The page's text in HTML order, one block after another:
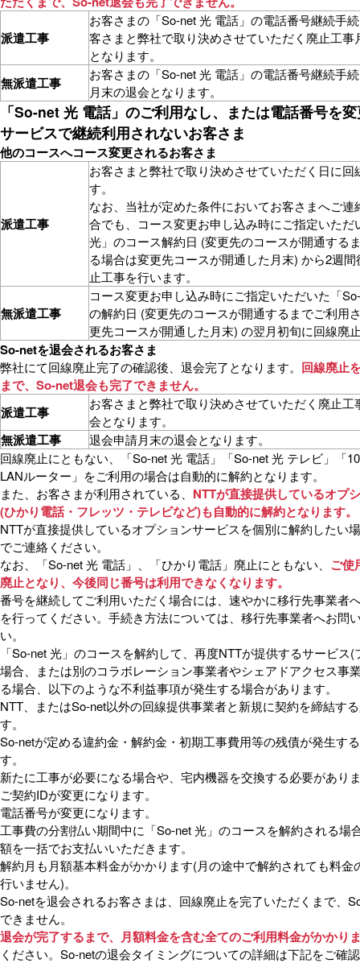
派遣工事
お客さまの「So-net 光 電話」の電話番号継続手
客さまと弊社で取り決めさせていただく廃止工事
となります。
無派遣工事
お客さまの「So-net 光 電話」の電話番号継続手
月末の退会となります。
「So-net 光 電話」のご利用なし、または電話番号を
サービスで継続利用されないお客さま
他のコースへコース変更されるお客さま
派遣工事
お客さまと弊社で取り決めさせていただく日に回
す。
なお、当社が定めた条件においてお客さまへご連
合でも、コース変更お申し込み時にご指定いただ
光」のコース解約日 (変更先のコースが開通する
る場合は変更先コースが開通した月末) から2週
止工事を行います。
無派遣工事
コース変更お申し込み時にご指定いただいた「
の解約日 (変更先のコースが開通するまでご利用
更先コースが開通した月末) の翌月初旬に回線廃
So-netを退会されるお客さま
弊社にて回線廃止完了の確認後、退会完了となります。 回線廃止
まで、So-net退会も完了できません。
派遣工事
お客さまと弊社で取り決めさせていただく廃止工
会となります。
無派遣工事
退会申請月末の退会となります。
回線廃止にともない、「So-net 光 電話」「So-net 光 テレビ」「
LANルーター」をご利用の場合は自動的に解約となります。
また、お客さまが利用されている、 NTTが直接提供しているオプ
(ひかり電話・フレッツ・テレビなど)も自動的に解約となります。
NTTが直接提供しているオプションサービスを個別に解約したい
でご連絡ください。
なお、「So-net 光 電話」、「ひかり電話」廃止にともない、 ご使
廃止となり、今後同じ番号は利用できなくなります。
番号を継続してご利用いただく場合には、速やかに移行先事業者
を行ってください。手続き方法については、移行先事業者へお問
い。
「So-net 光」のコースを解約して、再度NTTが提供するサービス
場合、または別のコラボレーション事業者やシェアドアクセス事
る場合、以下のような不利益事項が発生する場合があります。
NTT、またはSo-net以外の回線提供事業者と新規に契約を締結す
す。
So-netが定める違約金・解約金・初期工事費用等の残債が発生す
す。
新たに工事が必要になる場合や、宅内機器を交換する必要があり
ご契約IDが変更になります。
電話番号が変更になります。
工事費の分割払い期間中に「So-net 光」のコースを解約される場
額を一括でお支払いいただきます。
解約月も月額基本料金がかかります(月の途中で解約されても料金
行いません)。
So-netを退会されるお客さまは、回線廃止を完了いただくまで、
できません。
退会が完了するまで、月額料金を含む全てのご利用料金がかかり
ください。So-netの退会タイミングについての詳細は下記をご確